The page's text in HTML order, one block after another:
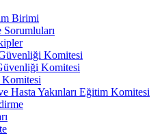
Birimi
Komitesi
Komitesi
Hasta Yakınları Eğitim Komitesi